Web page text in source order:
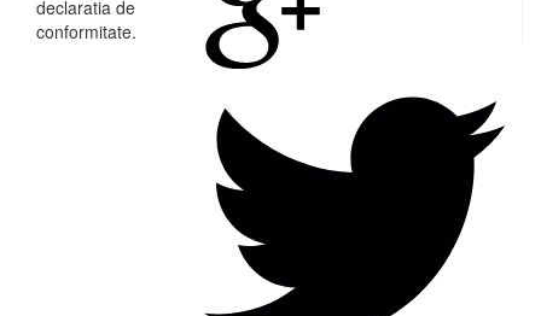
declaratia de
conformitate.